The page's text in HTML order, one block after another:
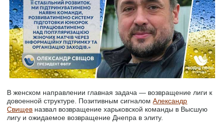
В женском направлении главная задача — возвращение лиги к
довоенной структуре. Позитивным сигналомАлександр
Свищев назвал возвращение харьковской команды в Высшую
лигу и ожидаемое возвращение Днепра в элиту.